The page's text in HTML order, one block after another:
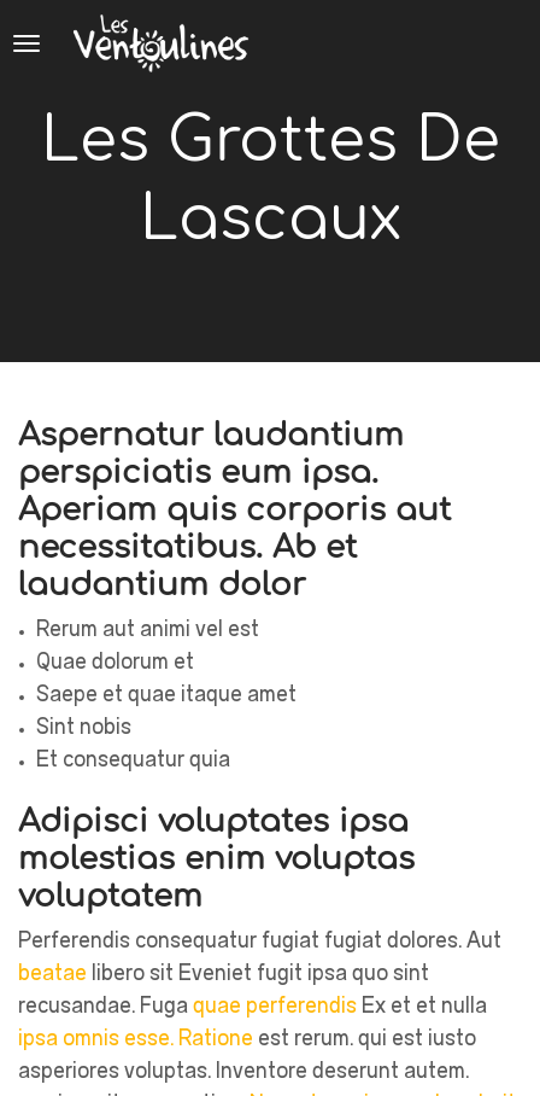
Les Grottes De
Lascaux
Aspernatur laudantium
perspiciatis eum ipsa.
Aperiam quis corporis aut
necessitatibus. Ab et
laudantium dolor
Rerum aut animi vel est
Quae dolorum et
Saepe et quae itaque amet
Sint nobis
Et consequatur quia
Adipisci voluptates ipsa
molestias enim voluptas
voluptatem
Perferendis consequatur fugiat fugiat dolores. Aut
beatae libero sit Eveniet fugit ipsa quo sint
recusandae. Fuga quae perferendis Ex et et nulla
ipsa omnis esse. Ratione est rerum. qui est iusto
asperiores voluptas. Inventore deserunt autem.
Panneau de gestion des cookies